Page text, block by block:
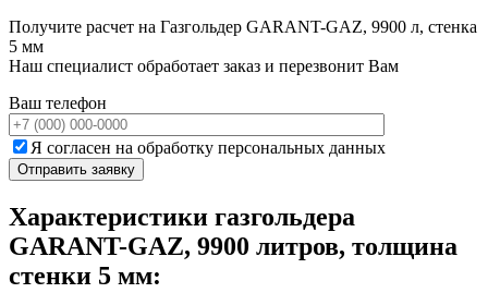
Получите расчет на Газгольдер GARANT-GAZ, 9900 л, стенка
5 мм
Наш специалист обработает заказ и перезвонит Вам
Ваш телефон
Я согласен на обработку персональных данных
Характеристики газгольдера
GARANT-GAZ, 9900 литров, толщина
стенки 5 мм: